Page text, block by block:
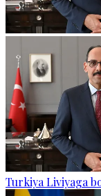
Turkiya Liviyaga